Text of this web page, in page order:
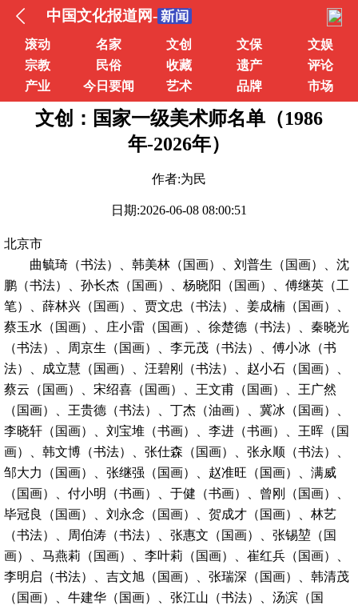
中国文化报道网-
滚动 名家 文创 文保
文娱
宗教
民俗 收藏 遗产
评论
产业
今日要闻 艺术 品牌 市场
文创：国家一级美术师名单（1986
年-2026年）
作者:为民
日期:2026-06-08 08:00:51
北京市
曲毓琦（书法）、韩美林（国画）、刘普生（国画）、沈
鹏（书法）、孙长杰（国画）、杨晓阳（国画）、傅继英（工
笔）、薛林兴（国画）、贾文忠（书法）、姜成楠（国画）、
蔡玉水（国画）、庄小雷（国画）、徐楚德（书法）、秦晓光
（书法）、周京生（国画）、李元茂（书法）、傅小冰（书
法）、成立慧（国画）、汪碧刚（书法）、赵小石（国画）、
蔡云（国画）、宋绍喜（国画）、王文甫（国画）、王广然
（国画）、王贵德（书法）、丁杰（油画）、冀冰（国画）、
李晓轩（国画）、刘宝堆（书画）、李进（书画）、王晖（国
画）、韩文博（书法）、张仕森（国画）、张永顺（书法）、
邹大力（国画）、张继强（国画）、赵准旺（国画）、满威
（国画）、付小明（书画）、于健（书画）、曾刚（国画）、
毕冠良（国画）、刘永念（国画）、贺成才（国画）、林艺
（书法）、周伯涛（书法）、张惠文（国画）、张锡堃（国
画）、马燕莉（国画）、李叶莉（国画）、崔红兵（国画）、
李明启（书法）、吉文旭（国画）、张瑞深（国画）、韩清茂
（国画）、牛建华（国画）、张江山（书法）、汤滨（国